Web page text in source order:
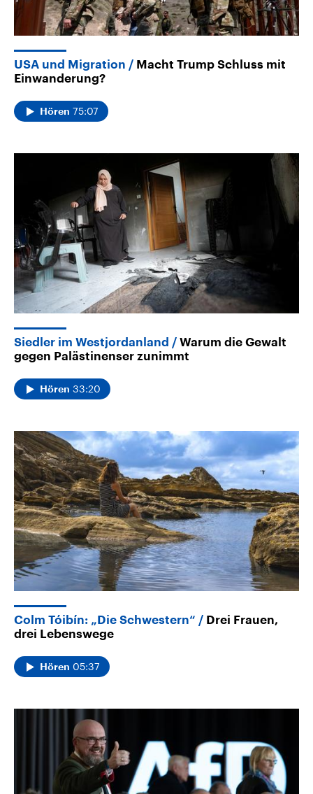
USA und Migration
Macht Trump Schluss mit
Einwanderung?
Hören 75:07
Siedler im Westjordanland
Warum die Gewalt
gegen Palästinenser zunimmt
Hören 33:20
Colm Tóibín: „Die Schwestern“
Drei Frauen,
drei Lebenswege
Hören 05:37